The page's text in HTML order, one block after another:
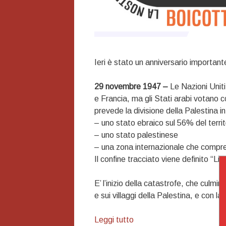
Ieri è stato un anniversario
29 novembre 1947 –
Le Nazioni
e Francia, ma gli Stati arabi votano
prevede la divisione della Palestina
– uno stato ebraico sul 56% del
– uno stato palestinese
– una zona internazionale che
Il confine tracciato viene definito
E’ l’inizio della catastrofe, che
e sui villaggi della Palestina, e con la
Leggi tutto29